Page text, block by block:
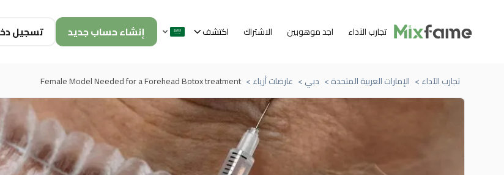
تجارب الآداء اجد موهوبين الاشتراك اكتشف إنشاء حساب جديد تسجيل
تجارب الآداء > الإمارات العربية المتحدة > دبي > عارضات أزياء > Female Model Needed for a Forehead Botox treatment